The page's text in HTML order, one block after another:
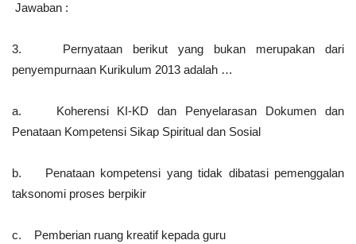
Jawaban :
3. Pernyataan berikut yang bukan merupakan dari
penyempurnaan Kurikulum 2013 adalah …
a. Koherensi KI-KD dan Penyelarasan Dokumen dan
Penataan Kompetensi Sikap Spiritual dan Sosial
b. Penataan kompetensi yang tidak dibatasi pemenggalan
taksonomi proses berpikir
c. Pemberian ruang kreatif kepada guru